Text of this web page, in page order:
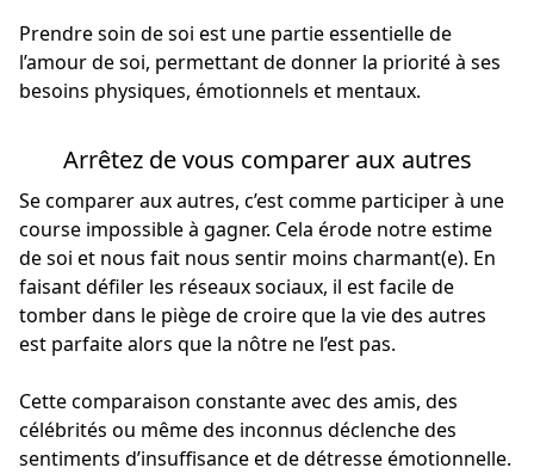
Prendre soin de soi est une partie essentielle de
l’amour de soi, permettant de donner la priorité à ses
besoins physiques, émotionnels et mentaux.
Arrêtez de vous comparer aux autres
Se comparer aux autres, c’est comme participer à une
course impossible à gagner. Cela érode notre estime
de soi et nous fait nous sentir moins charmant(e). En
faisant défiler les réseaux sociaux, il est facile de
tomber dans le piège de croire que la vie des autres
est parfaite alors que la nôtre ne l’est pas.
Cette comparaison constante avec des amis, des
célébrités ou même des inconnus déclenche des
sentiments d’insuffisance et de détresse émotionnelle.